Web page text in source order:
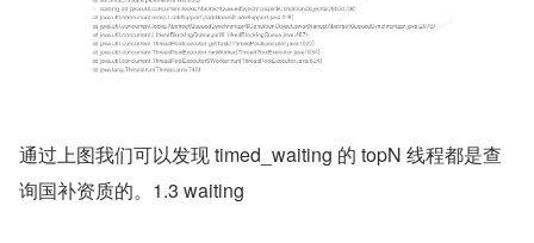
通过上图我们可以发现 timed_waiting 的 topN 线程都是查
询国补资质的。1.3 waiting